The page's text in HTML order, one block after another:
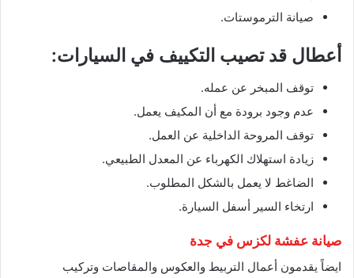
صيانة الترموستات.
أعطال قد تصيب التكييف في السيارات:
توقف المبخر عن عمله.
عدم وجود برودة مع أن المكيف يعمل.
توقف المروحة الداخلية عن العمل.
زيادة استهلاك الكهرباء عن المعدل الطبيعي.
الضاغط لا يعمل بالشكل المطلوب.
ارتخاء السير أسفل السيارة.
صيانة عفشة لكزس في جدة
ايضاً يقدمون أعمال التربيط والعكوس والمقاصات وتركيب